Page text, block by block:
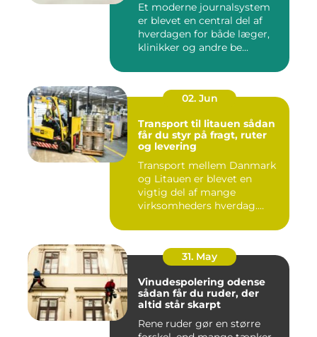
Et moderne journalsystem
er blevet en central del af
hverdagen for både læger,
klinikker og andre be...
02. Jun
Transport til litauen sådan
får du styr på fragt, ruter
og levering
Transport mellem Danmark
og Litauen er blevet en
vigtig del af mange
virksomheders hverdag.
31. May
Vinudespolering odense
sådan får du ruder, der
altid står skarpt
Rene ruder gør en større